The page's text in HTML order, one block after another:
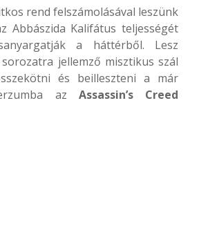
rend felszámolásával leszünk
Abbászida Kalifátus teljességét
a háttérből. Lesz
jellemző misztikus szál
és beilleszteni a már
az Assassin’s Creed